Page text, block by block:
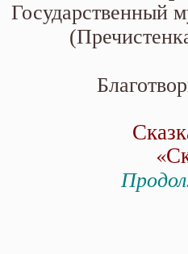
Государственный